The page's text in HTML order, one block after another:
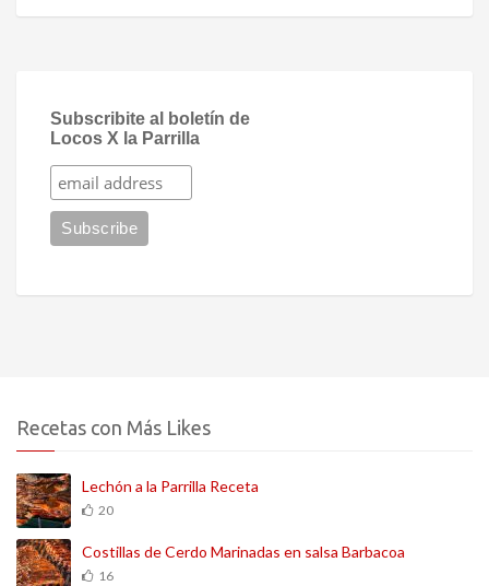
Subscribite al boletín de
Locos X la Parrilla
Recetas con Más Likes
Lechón a la Parrilla Receta
20
Costillas de Cerdo Marinadas en salsa Barbacoa
16